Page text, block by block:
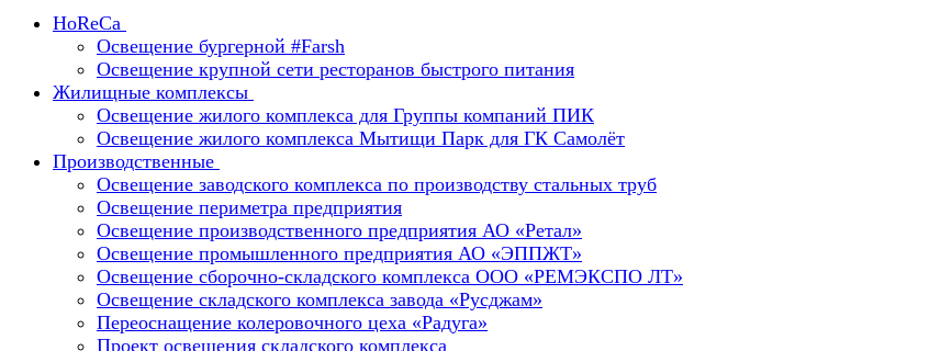
HoReCa
Освещение бургерной #Farsh
Освещение крупной сети ресторанов быстрого питания
Жилищные комплексы
Освещение жилого комплекса для Группы компаний ПИК
Освещение жилого комплекса Мытищи Парк для ГК Самолёт
Производственные
Освещение заводского комплекса по производству стальных труб
Освещение периметра предприятия
Освещение производственного предприятия АО «Ретал»
Освещение промышленного предприятия АО «ЭППЖТ»
Освещение сборочно-складского комплекса ООО «РЕМЭКСПО ЛТ»
Освещение складского комплекса завода «Русджам»
Переоснащение колеровочного цеха «Радуга»
Проект освещения складского комплекса